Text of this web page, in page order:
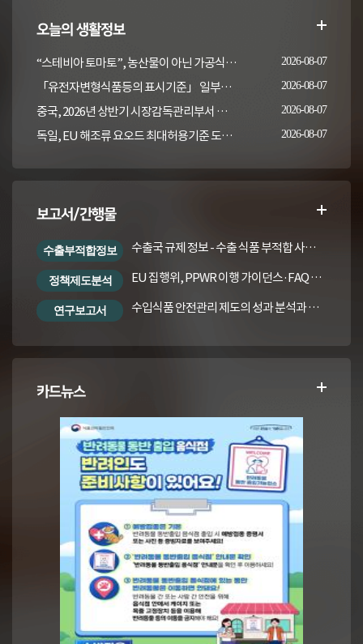
오늘의 생활정보
“스테비아 토마토”, 농산물이 아닌 가공식품입니다 2026-08-07
「유전자변형식품등의 표시기준」 일부개정고시(안) 행정예고(식품의약품안전처 공고 제2026-389호, 2026. 8. 5.) 2026-08-07
중국, 2026년 상반기 시장감독관리부서 식품안전 감독 샘플검사 현황 통보 2026-08-07
독일, EU 해조류 요오드 최대허용기준 도입안 평가... 요오드 함량 표시 및 경고문 권고 2026-08-07
보고서/간행물
수출부적합정보 수출국 규제 정보 - 수출 식품 부적합 사례 및 관련 기준·규격('26년 1분기)
정책제도분석 EU 집행위, PPWR 이행 가이던스·FAQ 번역본
연구보고서 수입식품 안전관리 제도의 성과 분석과 수입식품법령의 재정비 방안
카드뉴스